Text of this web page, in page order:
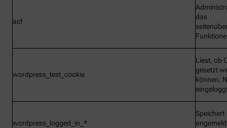
acf
das
wordpress_test_cookie
Liest, ob
gesetzt
können.
wordpress_logged_in_*
Speichert